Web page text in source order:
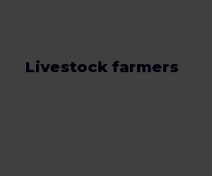
Livestock farmers